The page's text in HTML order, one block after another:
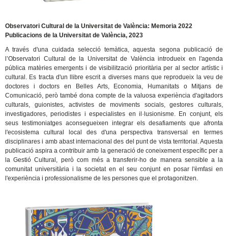
Observatori Cultural de la Universitat de València: Memoria 2022
Publicacions de la Universitat de València, 2023
A través d'una cuidada selecció temàtica, aquesta segona publicació de
l’Observatori Cultural de la Universitat de València introdueix en l'agenda
pública matèries emergents i de visibilització prioritària per al sector artístic i
cultural. Es tracta d'un llibre escrit a diverses mans que reprodueix la veu de
doctores i doctors en Belles Arts, Economia, Humanitats o Mitjans de
Comunicació, però també dona compte de la valuosa experiència d'agitadors
culturals, guionistes, activistes de moviments socials, gestores culturals,
investigadores, periodistes i especialistes en il·lusionisme. En conjunt, els
seus testimoniatges aconsegueixen integrar els desafiaments que afronta
l'ecosistema cultural local des d'una perspectiva transversal en termes
disciplinares i amb abast internacional des del punt de vista territorial. Aquesta
publicació aspira a contribuir amb la generació de coneixement específic per a
la Gestió Cultural, però com més a transferir-ho de manera sensible a la
comunitat universitària i la societat en el seu conjunt en posar l'èmfasi en
l'experiència i professionalisme de les persones que el protagonitzen.